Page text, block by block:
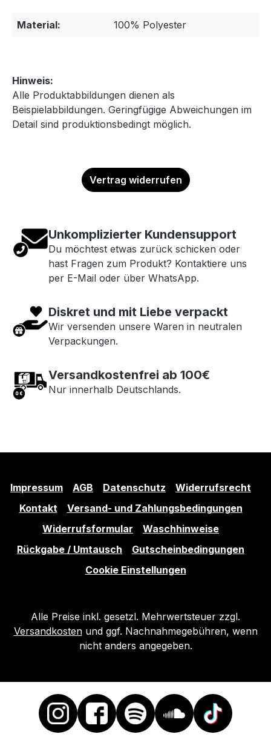
Hinweis:
Alle Produktabbildungen dienen als
Beispielabbildungen. Geringfügige Abweichungen im
Detail sind produktionsbedingt möglich.
Material: 100% Polyester
Vertrag widerrufen
Unkomplizierter Kundensupport
Du möchtest etwas zurück schicken oder
hast Fragen zum Produkt? Kontaktiere uns
per E-Mail oder über WhatsApp.
Diskret und mit Liebe verpackt
Wir versenden unsere Waren in neutralen
Verpackungen.
Versandkostenfrei ab 100€
Nur innerhalb Deutschlands.
Impressum AGB Datenschutz
Widerrufsrecht
Kontakt
Versand- und Zahlungsbedingungen
Widerrufsformular
Waschhinweise
Rückgabe / Umtausch
Gutscheinbedingungen
Cookie Einstellungen
Alle Preise inkl. gesetzl. Mehrwertsteuer zzgl.
Versandkostenund ggf. Nachnahmegebühren, wenn
nicht anders angegeben.